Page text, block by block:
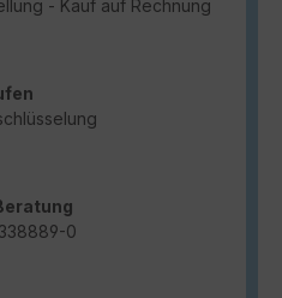
- Kauf auf Rechnung
0